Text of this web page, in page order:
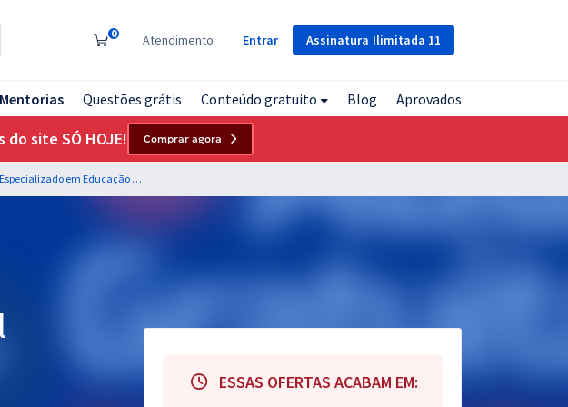
Assinatura Ilimitada 11
0 Atendimento Entrar
Mentorias Questões grátis Conteúdo gratuito Blog Aprovados
site SÓ HOJE! Comprar agora
SME Itaboraí - RJ - Professor Especializado em Educação Especial (Pós-Edital)
ESSAS OFERTAS ACABAM EM: